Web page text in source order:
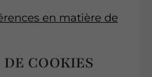
en matière de
COOKIES